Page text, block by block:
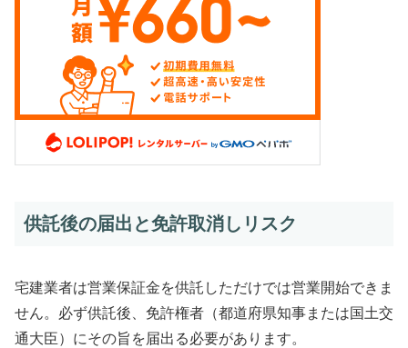
供託後の届出と免許取消しリスク
宅建業者は営業保証金を供託しただけでは営業開始できま
せん。必ず供託後、免許権者（都道府県知事または国土交
通大臣）にその旨を届出る必要があります。